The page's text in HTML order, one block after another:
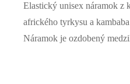
Elastický unisex náramok z
afrického tyrkysu a
Náramok je ozdobený